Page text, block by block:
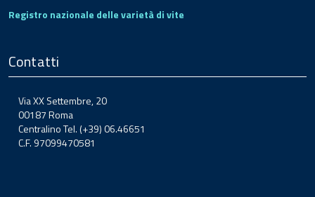
Registro nazionale delle varietà di vite
Contatti
Via XX Settembre, 20
00187 Roma
Centralino Tel. (+39) 06.46651
C.F. 97099470581